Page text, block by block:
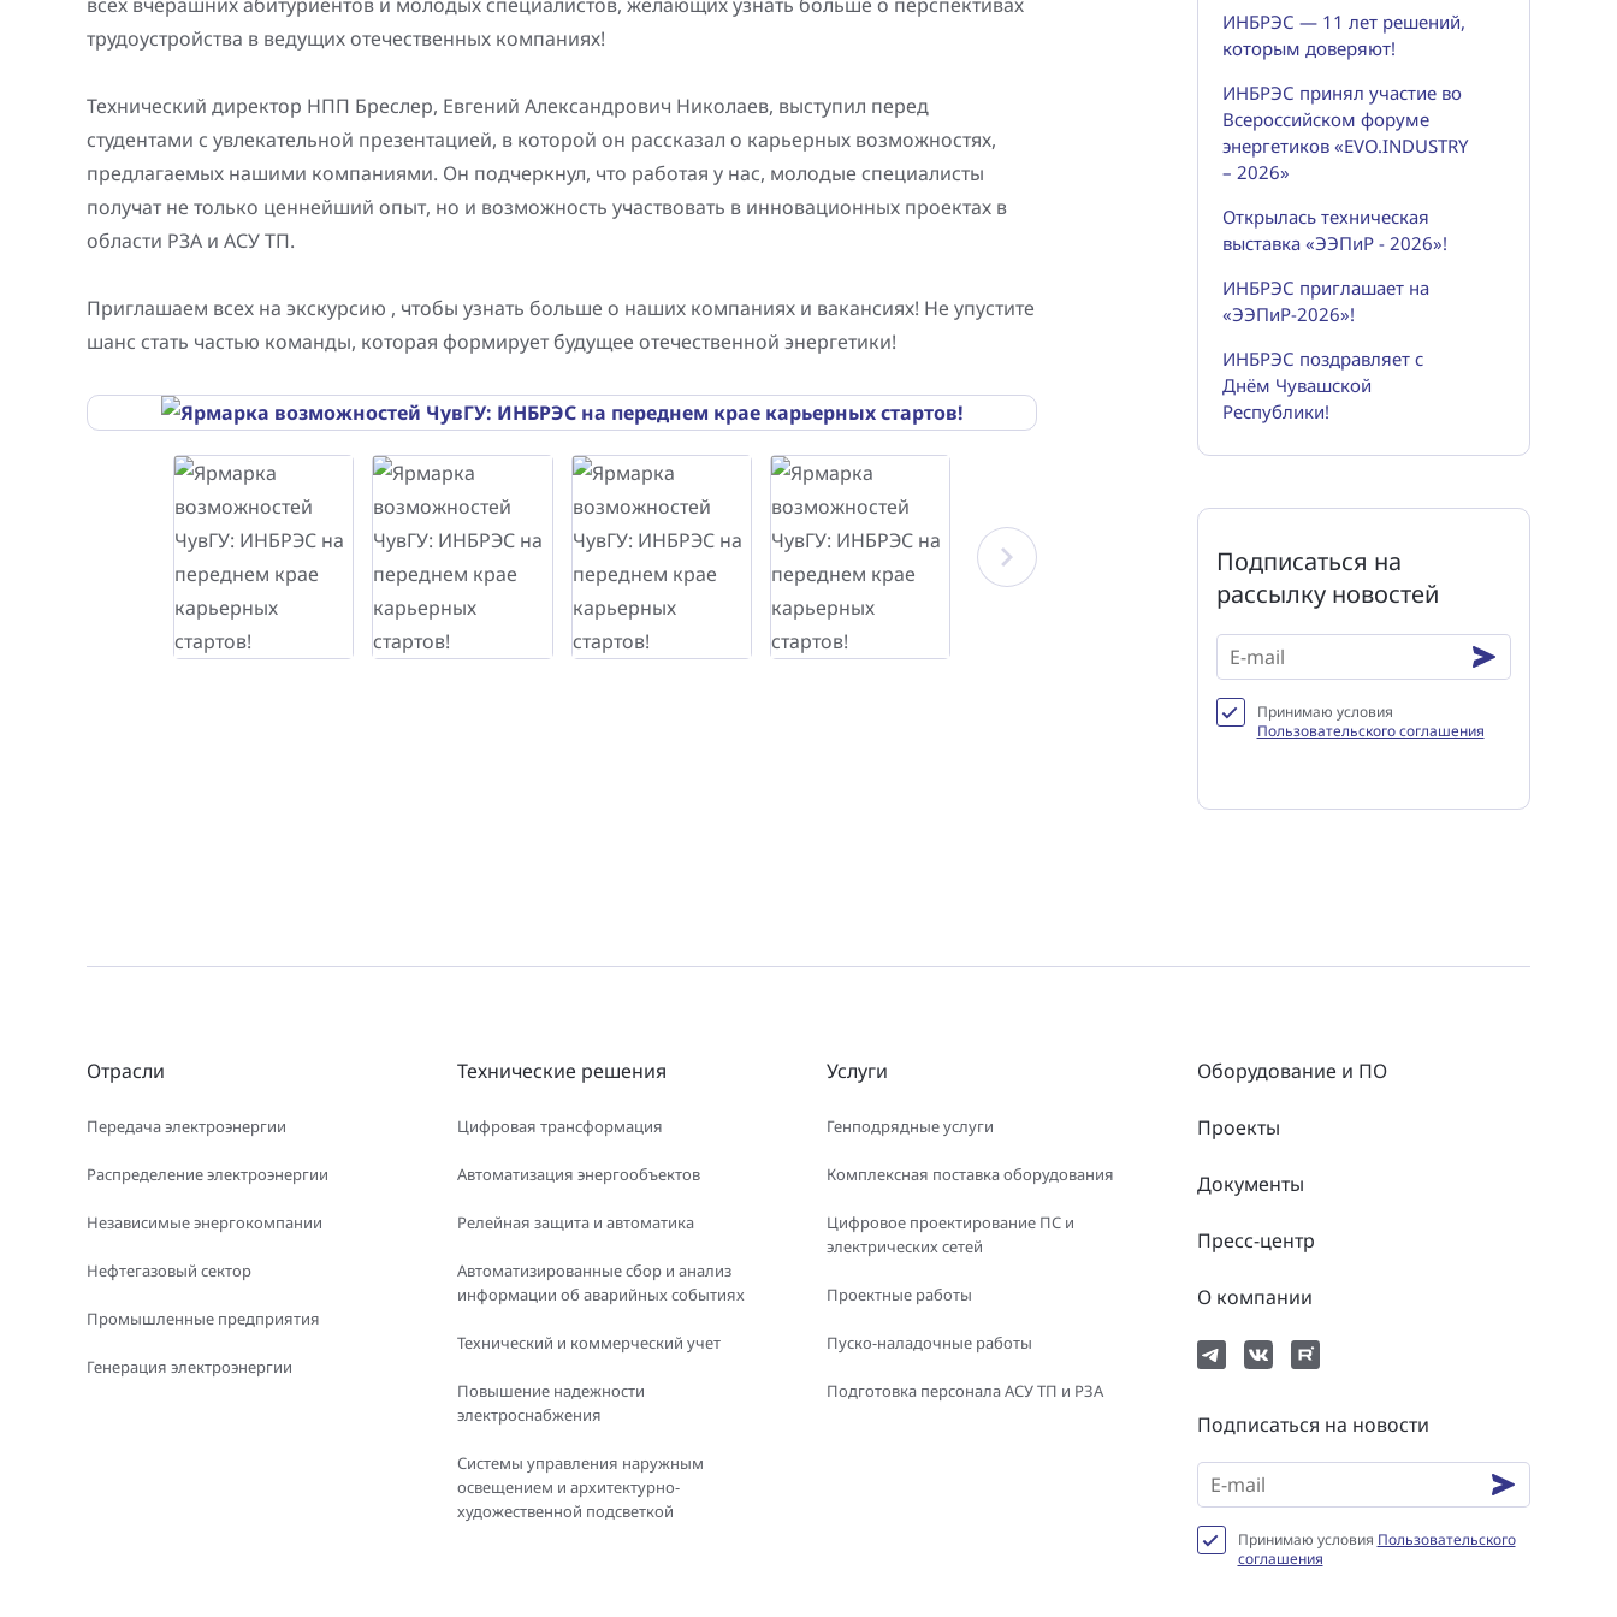
Генерация электроэнергии
Повышение надежности
Шкафы РЗА 110-220 кВ
Устройства релейной защиты и автоматики
Сбор и анализ информации об аварийных
событиях
Определение поврежденного фидера
Промышленная автоматизация
трудоустройства в ведущих отечественных компаниях!
Технический директор НПП Бреслер, Евгений Александрович Николаев, выступил перед
студентами с увлекательной презентацией, в которой он рассказал о карьерных возможностях,
предлагаемых нашими компаниями. Он подчеркнул, что работая у нас, молодые специалисты
получат не только ценнейший опыт, но и возможность участвовать в инновационных проектах в
области РЗА и АСУ ТП.
Приглашаем всех на экскурсию , чтобы узнать больше о наших компаниях и вакансиях! Не упустите
шанс стать частью команды, которая формирует будущее отечественной энергетики!
ИНБРЭС — 11 лет решений,
которым доверяют!
ИНБРЭС принял участие во
Всероссийском форуме
энергетиков «EVO.INDUSTRY
– 2026»
Открылась техническая
выставка «ЭЭПиР - 2026»!
ИНБРЭС приглашает на
«ЭЭПиР-2026»!
ИНБРЭС поздравляет с
Днём Чувашской
Республики!
Подписаться на
рассылку новостей
Принимаю условия
Пользовательского соглашения
Отрасли
Передача электроэнергии
Распределение электроэнергии
Независимые энергокомпании
Нефтегазовый сектор
Промышленные предприятия
Генерация электроэнергии
Технические решения
Цифровая трансформация
Автоматизация энергообъектов
Релейная защита и автоматика
Автоматизированные сбор и анализ
информации об аварийных событиях
Технический и коммерческий учет
Повышение надежности
электроснабжения
Системы управления наружным
освещением и архитектурно-
художественной подсветкой
Услуги
Генподрядные услуги
Комплексная поставка оборудования
Цифровое проектирование ПС и
электрических сетей
Проектные работы
Пуско-наладочные работы
Подготовка персонала АСУ ТП и РЗА
Оборудование и ПО
Проекты
Документы
Пресс-центр
О компании
Подписаться на новости
Принимаю условия Пользовательского
соглашения